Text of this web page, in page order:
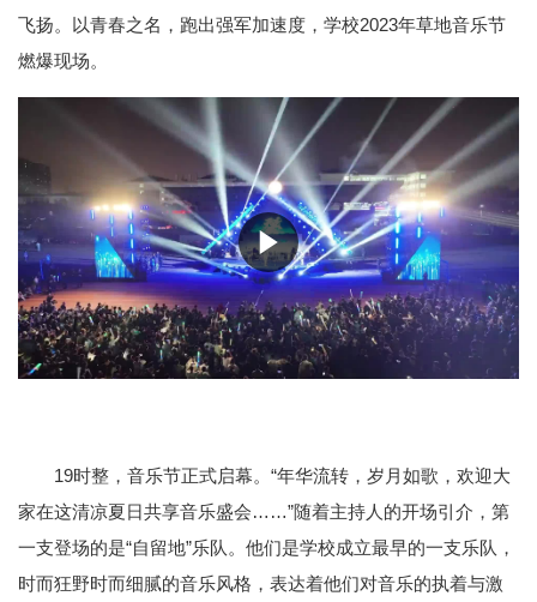
飞扬。以青春之名，跑出强军加速度，学校2023年草地音乐节
燃爆现场。
19时整，音乐节正式启幕。“年华流转，岁月如歌，欢迎大
家在这清凉夏日共享音乐盛会……”随着主持人的开场引介，第
一支登场的是“自留地”乐队。他们是学校成立最早的一支乐队，
时而狂野时而细腻的音乐风格，表达着他们对音乐的执着与激